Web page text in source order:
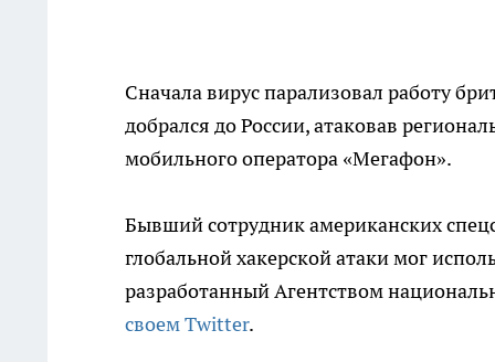
Сначала вирус парализовал работу
добрался до России, атаковав
мобильного оператора «Мегафон».
Бывший сотрудник американских
глобальной хакерской атаки мог
разработанный Агентством
своем Twitter.